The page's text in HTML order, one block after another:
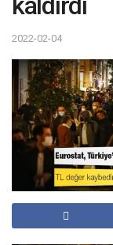
2022-02-04